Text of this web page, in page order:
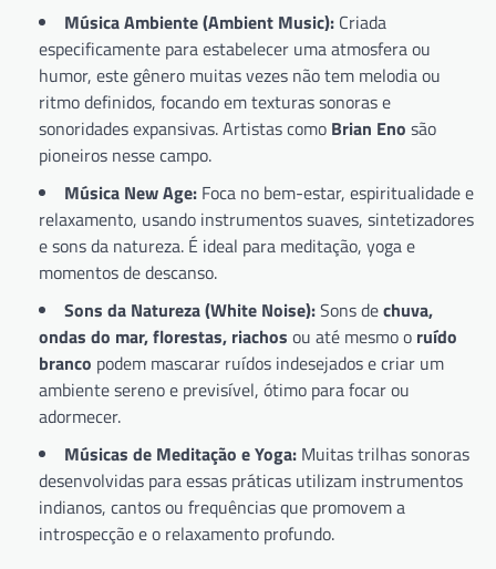
Música Ambiente (Ambient Music): Criada
especificamente para estabelecer uma atmosfera ou
humor, este gênero muitas vezes não tem melodia ou
ritmo definidos, focando em texturas sonoras e
sonoridades expansivas. Artistas como Brian Eno são
pioneiros nesse campo.
Música New Age: Foca no bem-estar, espiritualidade e
relaxamento, usando instrumentos suaves, sintetizadores
e sons da natureza. É ideal para meditação, yoga e
momentos de descanso.
Sons da Natureza (White Noise):Sons dechuva,
ondas do mar, florestas, riachos ou até mesmo o ruído
branco podem mascarar ruídos indesejados e criar um
ambiente sereno e previsível, ótimo para focar ou
adormecer.
Músicas de Meditação e Yoga: Muitas trilhas sonoras
desenvolvidas para essas práticas utilizam instrumentos
indianos, cantos ou frequências que promovem a
introspecção e o relaxamento profundo.